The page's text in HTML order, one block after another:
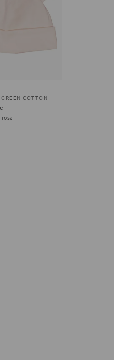
COTTON